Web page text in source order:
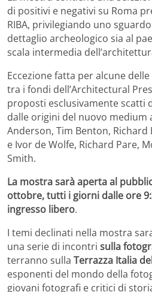
di positivi e negativi su Roma
RIBA, privilegiando uno
dettaglio archeologico sia al
scala intermedia
Eccezione fatta per alcune
tra i fondi dell’Architectural
proposti esclusivamente scatti
dalle origini del nuovo medium
Anderson, Tim Benton, Richard
e Ivor de Wolfe, Richard Pare,
Smith.
La mostra sarà aperta al
ottobre, tutti i giorni dalle ore
ingresso libero.
I temi declinati nella mostra
una serie di incontri sulla
terranno sulla Terrazza Italia
esponenti del mondo della
giovani fotografi e critici di